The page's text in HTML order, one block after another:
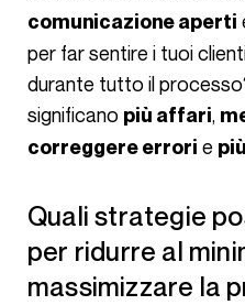
comunicazione aperti
per far sentire i tuoi
durante tutto il
significano più affari,
correggere errori e
Quali strategie possiamo adottare
per ridurre al
massimizzare la